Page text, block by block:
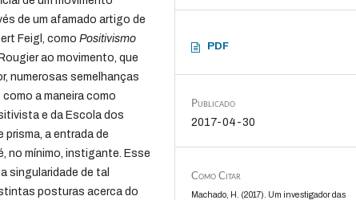
de um afamado artigo de
Feigl, comoPositivismo
ao movimento, que
numerosas semelhanças
a maneira como
e da Escola dos
a entrada de
no mínimo, instigante. Esse
singularidade de tal
posturas acerca do
PDF
Publicado
2017-04-30
Como Citar
Machado, H. (2017). Um investigador das